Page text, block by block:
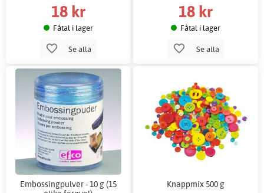
18 kr
Fåtal i lager
Se alla
18 kr
Fåtal i lager
Se alla
Embossingpulver - 10 g (15
Knappmix 500 g